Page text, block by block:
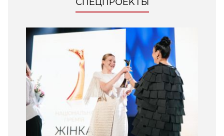
СПЕЦПРОЕКТЫ